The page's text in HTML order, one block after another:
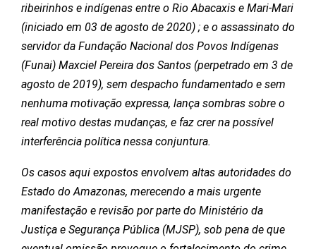
ribeirinhos e indígenas entre o Rio Abacaxis e Mari-Mari
(iniciado em 03 de agosto de 2020) ; e o assassinato do
servidor da Fundação Nacional dos Povos Indígenas
(Funai) Maxciel Pereira dos Santos (perpetrado em 3 de
agosto de 2019), sem despacho fundamentado e sem
nenhuma motivação expressa, lança sombras sobre o
real motivo destas mudanças, e faz crer na possível
interferência política nessa conjuntura.
Os casos aqui expostos envolvem altas autoridades do
Estado do Amazonas, merecendo a mais urgente
manifestação e revisão por parte do Ministério da
Justiça e Segurança Pública (MJSP), sob pena de que